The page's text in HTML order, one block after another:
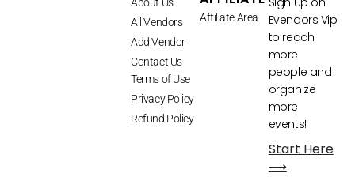
All Vendors
Add Vendor
Contact Us
Terms of Use
Privacy Policy
Refund Policy
Affiliate Area
Evendors Vip
to reach
more
people and
organize
more
events!
Start Here
⟶